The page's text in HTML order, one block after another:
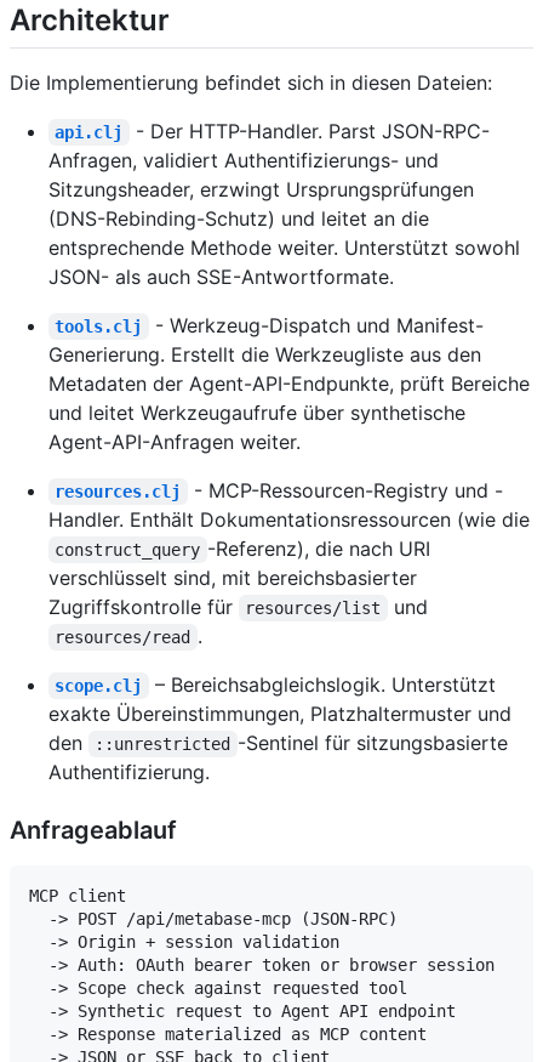
Architektur
Die Implementierung befindet sich in diesen Dateien:
api.clj
- Der HTTP-Handler. Parst JSON-RPC-
Anfragen, validiert Authentifizierungs- und
Sitzungsheader, erzwingt Ursprungsprüfungen
(DNS-Rebinding-Schutz) und leitet an die
entsprechende Methode weiter. Unterstützt sowohl
JSON- als auch SSE-Antwortformate.
tools.clj
- Werkzeug-Dispatch und Manifest-
Generierung. Erstellt die Werkzeugliste aus den
Metadaten der Agent-API-Endpunkte, prüft Bereiche
und leitet Werkzeugaufrufe über synthetische
Agent-API-Anfragen weiter.
resources.clj
- MCP-Ressourcen-Registry und -
Handler. Enthält Dokumentationsressourcen (wie die
construct_query -Referenz), die nach URI
verschlüsselt sind, mit bereichsbasierter
Zugriffskontrolle für
resources/list und
resources/read .
scope.clj
– Bereichsabgleichslogik. Unterstützt
exakte Übereinstimmungen, Platzhaltermuster und
den
::unrestricted -Sentinel für sitzungsbasierte
Authentifizierung.
Anfrageablauf
MCP client
  -> POST /api/metabase-mcp (JSON-RPC)
  -> Origin + session validation
  -> Auth: OAuth bearer token or browser session
  -> Scope check against requested tool
  -> Synthetic request to Agent API endpoint
  -> Response materialized as MCP content